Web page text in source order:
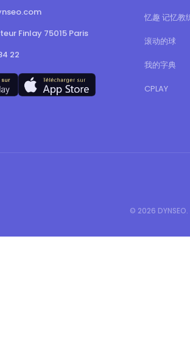
Finlay 75015 Paris
22
忆趣 记忆教
滚动的球
我的字典
CPLAY
© 2026 DYNSEO.